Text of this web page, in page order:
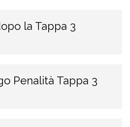
la Tappa 3
Penalità Tappa 3